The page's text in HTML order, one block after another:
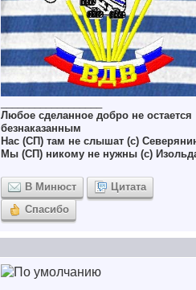
Любое сделанное добро не остается
безнаказанным
Нас (СП) там не слышат (с)
Мы (СП) никому не нужны (с)
В Минюст
Цитата
Спасибо